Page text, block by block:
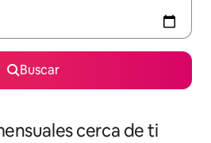
Buscar
cerca de ti